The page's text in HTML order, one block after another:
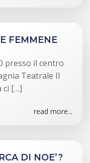
FEMMENE
presso il centro
Teatrale Il
ci […]
read more...
DI NOE’?